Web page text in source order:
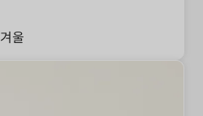
겨울